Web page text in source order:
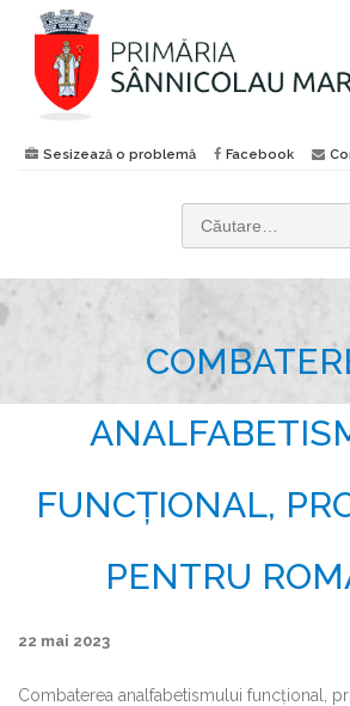
Sesizează o problemă Facebook
FUNCȚIONAL,
PENTRU
22 mai 2023
Combaterea analfabetismului funcțional,